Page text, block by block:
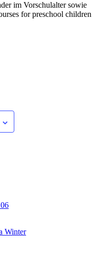
im Vorschulalter sowie
for preschool children